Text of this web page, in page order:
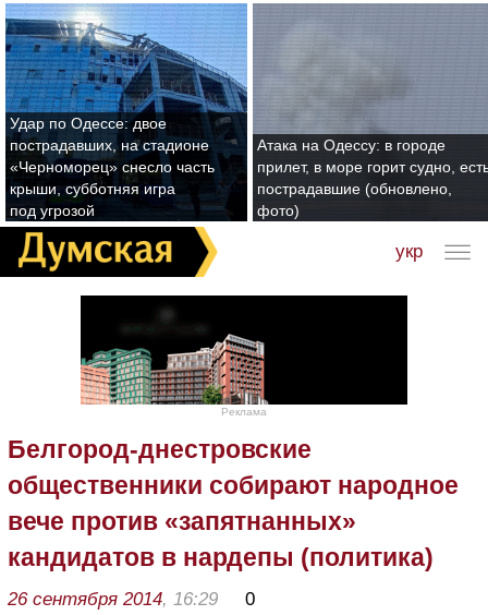
Удар по Одессе: двое
пострадавших, на стадионе
«Черноморец» снесло часть
крыши, субботняя игра
под угрозой
Атака на Одессу: в городе
прилет, в море горит судно,
пострадавшие (обновлено,
фото)
укр
Реклама
Белгород-днестровские
общественники собирают народное
вече против «запятнанных»
кандидатов в нардепы (политика)
26 сентября 2014, 16:29 0